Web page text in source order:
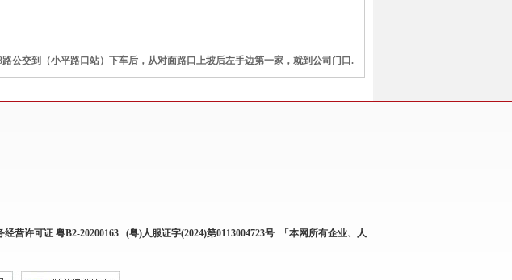
公交到（小平路口站）下车后，从对面路口上坡后左手边第一家，就到公司门口.
经营许可证 粤B2-20200163 (粤)人服证字(2024)第0113004723号
「本网所有企业、人